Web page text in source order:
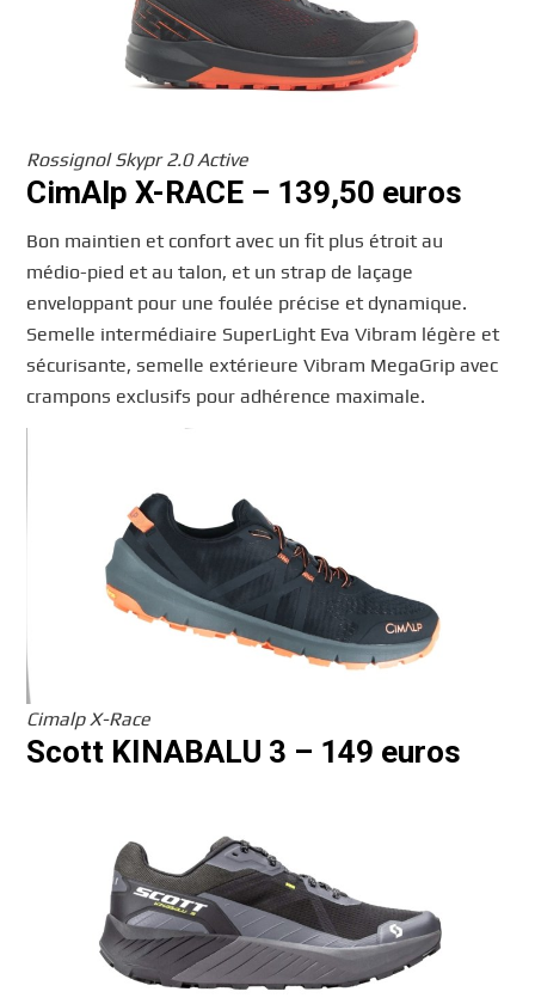
Rossignol Skypr 2.0 Active
CimAlp X-RACE – 139,50 euros
Bon maintien et confort avec un fit plus étroit au
médio-pied et au talon, et un strap de laçage
enveloppant pour une foulée précise et dynamique.
Semelle intermédiaire SuperLight Eva Vibram légère et
sécurisante, semelle extérieure Vibram MegaGrip avec
crampons exclusifs pour adhérence maximale.
Cimalp X-Race
Scott KINABALU 3 – 149 euros